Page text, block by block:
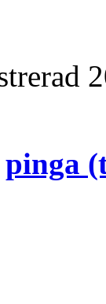
pinga